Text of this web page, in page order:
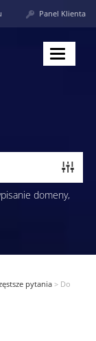
Panel Klienta
Toggle
domeny
pytania> Do